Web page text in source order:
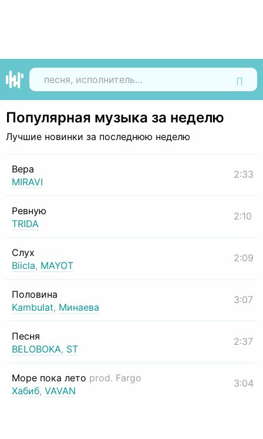
Популярная музыка за неделю
Лучшие новинки за последнюю неделю
Вера
MIRAVI
2:33
Ревную
TRIDA
2:10
Слух
Biicla, MAYOT
2:09
Половина
Kambulat, Минаева
3:07
Песня
BELOBOKA, ST
2:37
Море пока лето prod. Fargo
Хабиб, VAVAN
3:04